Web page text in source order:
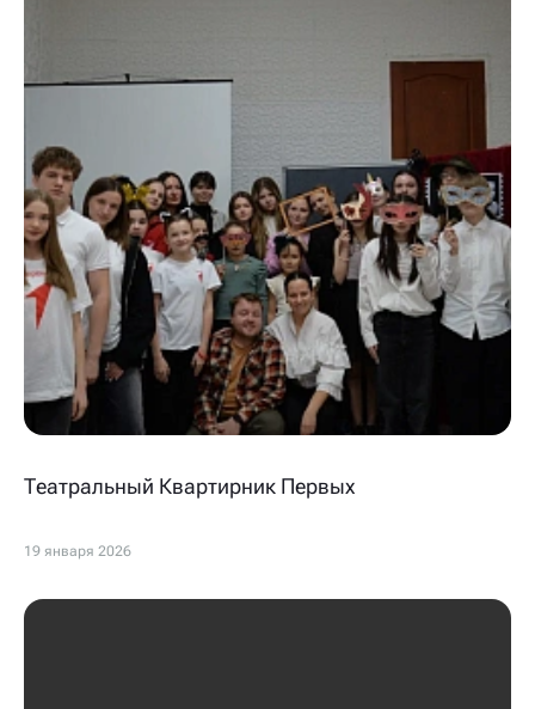
Театральный Квартирник Первых
19 января 2026